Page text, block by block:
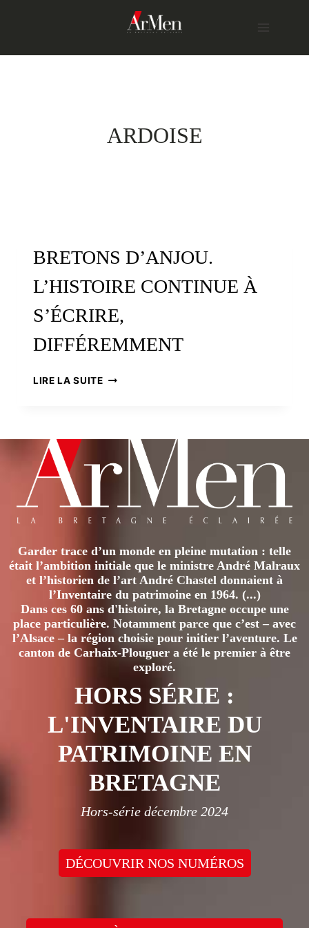
ARDOISE
BRETONS D’ANJOU.
L’HISTOIRE CONTINUE À
S’ÉCRIRE,
DIFFÉREMMENT
LIRE LA SUITEBRETONS
S’ÉCRIRE,
DIFFÉREMMENT
Garder trace d’un monde en pleine mutation : telle
était l’ambition initiale que le ministre André Malraux
et l’historien de l’art André Chastel donnaient à
l’Inventaire du patrimoine en 1964. (...)
Dans ces 60 ans d'histoire, la Bretagne occupe une
place particulière. Notamment parce que c’est – avec
l’Alsace – la région choisie pour initier l’aventure. Le
canton de Carhaix-Plouguer a été le premier à être
exploré.
HORS SÉRIE :
L'INVENTAIRE DU
PATRIMOINE EN
BRETAGNE
Hors-série décembre 2024
DÉCOUVRIR NOS NUMÉROS